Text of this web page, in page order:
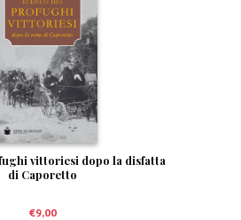
vittoriesi dopo la disfatta
di Caporetto
€9,00